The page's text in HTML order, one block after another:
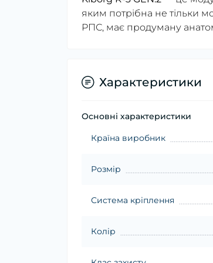
яким потрібна не тільки
РПС, має продуману
Характеристики
Основні характеристики
Країна виробник
Розмір
Система кріплення
Колір